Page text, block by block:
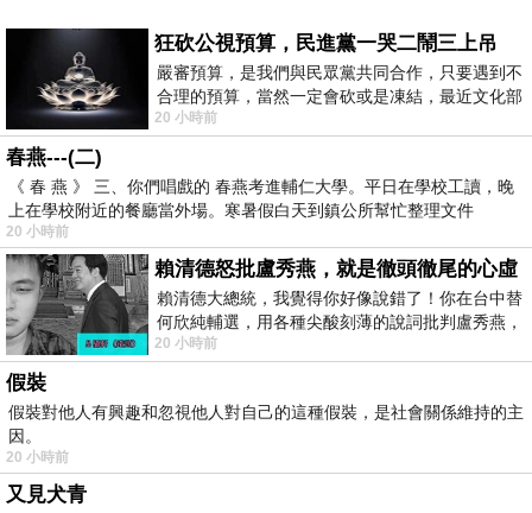
狂砍公視預算，民進黨一哭二鬧三上吊
嚴審預算，是我們與民眾黨共同合作，只要遇到不
合理的預算，當然一定會砍或是凍結，最近文化部
要編列公視和Taiwan plus預算，在110年
20 小時前
春燕---(二)
《 春 燕 》 三、你們唱戲的 春燕考進輔仁大學。平日在學校工讀，晚
上在學校附近的餐廳當外場。寒暑假白天到鎮公所幫忙整理文件
20 小時前
賴清德怒批盧秀燕，就是徹頭徹尾的心虛
賴清德大總統，我覺得你好像說錯了！你在台中替
何欣純輔選，用各種尖酸刻薄的說詞批判盧秀燕，
罵她施政滿意度輸給陳其邁，甚至還說盧
20 小時前
假裝
假裝對他人有興趣和忽視他人對自己的這種假裝，是社會關係維持的主
因。
20 小時前
又見犬青